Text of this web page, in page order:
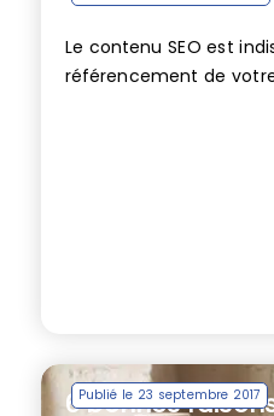
Le contenu SEO est
référencement de
Publié le 23 septembre 2017
6 bonnes